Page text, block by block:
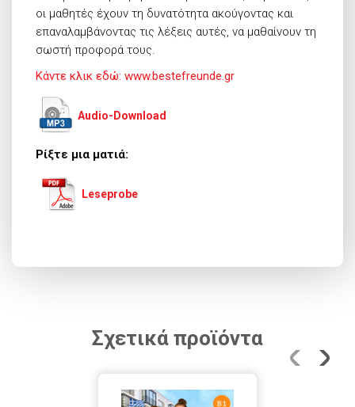
οι μαθητές έχουν τη δυνατότητα ακούγοντας και
επαναλαμβάνοντας τις λέξεις αυτές, να μαθαίνουν τη
σωστή προφορά τους.
Κάντε κλικ εδώ: www.bestefreunde.gr
Audio-Download
Ρίξτε μια ματιά:
Leseprobe
Σχετικά προϊόντα